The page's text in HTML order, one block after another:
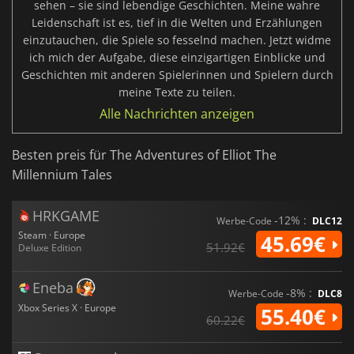
sehen – sie sind lebendige Geschichten. Meine wahre
Leidenschaft ist es, tief in die Welten und Erzählungen
einzutauchen, die Spiele so fesselnd machen. Jetzt widme
ich mich der Aufgabe, diese einzigartigen Einblicke und
Geschichten mit anderen Spielerinnen und Spielern durch
meine Texte zu teilen.
Alle Nachrichten anzeigen
Besten preis für The Adventures of Elliot The
Millennium Tales
HRKGAME
Steam · Europe
Deluxe Edition
Werbe-Code -12% : DLC12
51.92€ 45.69€
Eneba
Xbox Series X · Europe
Werbe-Code -8% : DLC8
60.22€ 55.40€